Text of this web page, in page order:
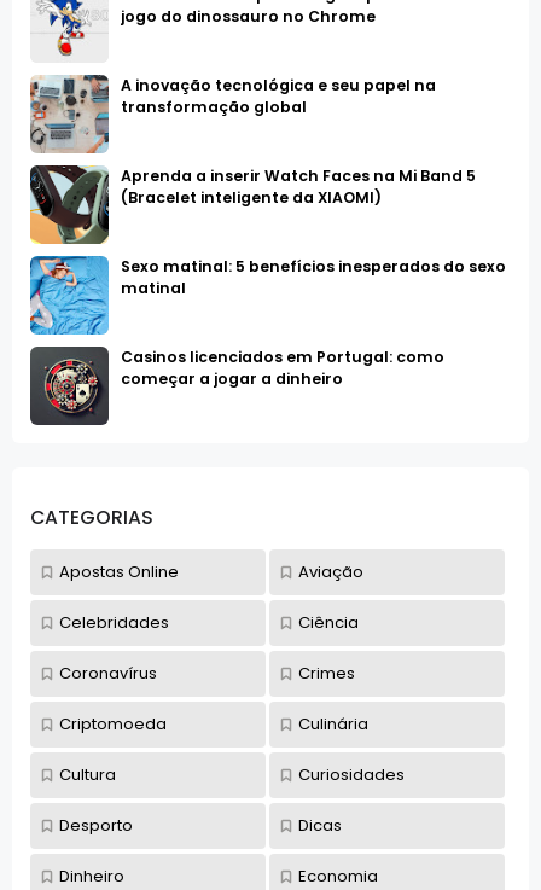
jogo do dinossauro no Chrome
A inovação tecnológica e seu papel na
transformação global
Aprenda a inserir Watch Faces na Mi Band 5
(Bracelet inteligente da XIAOMI)
Sexo matinal: 5 benefícios inesperados do sexo
matinal
Casinos licenciados em Portugal: como
começar a jogar a dinheiro
CATEGORIAS
Apostas Online Aviação
Celebridades Ciência
Coronavírus Crimes
Criptomoeda Culinária
Cultura Curiosidades
Desporto Dicas
Dinheiro Economia